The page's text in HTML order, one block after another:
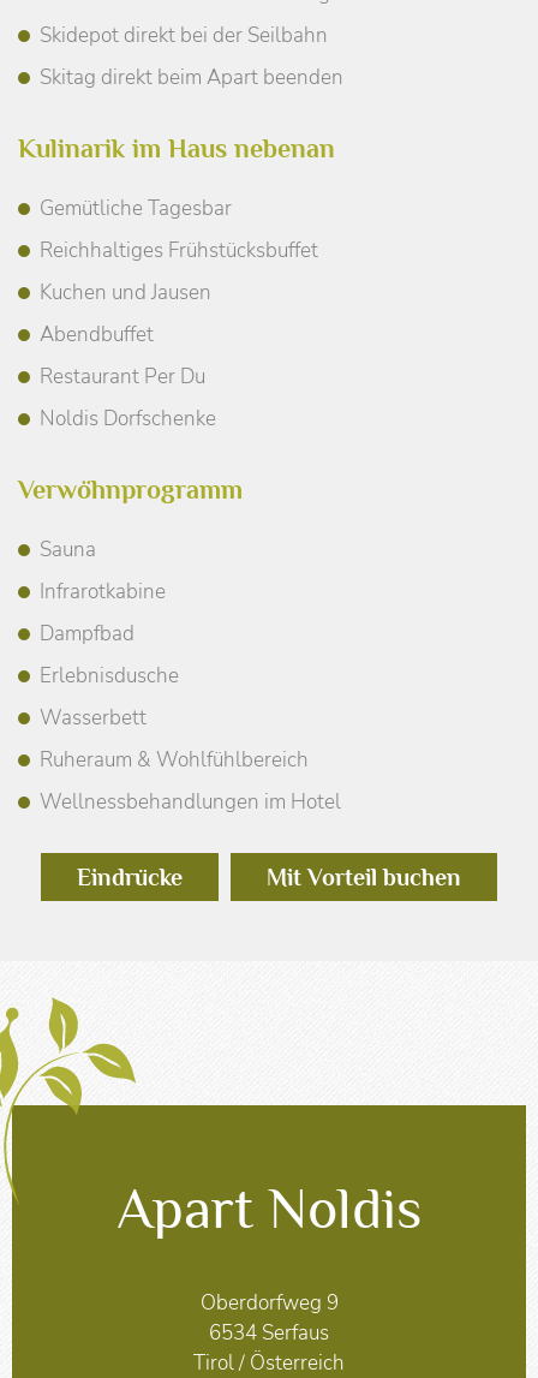
Skidepot direkt bei der Seilbahn
Skitag direkt beim Apart beenden
Kulinarik im Haus nebenan
Gemütliche Tagesbar
Reichhaltiges Frühstücksbuffet
Kuchen und Jausen
Abendbuffet
Restaurant Per Du
Noldis Dorfschenke
Verwöhnprogramm
Sauna
Infrarotkabine
Dampfbad
Erlebnisdusche
Wasserbett
Ruheraum & Wohlfühlbereich
Wellnessbehandlungen im Hotel
Eindrücke Mit Vorteil buchen
Apart Noldis
Oberdorfweg 9
6534 Serfaus
Tirol / Österreich